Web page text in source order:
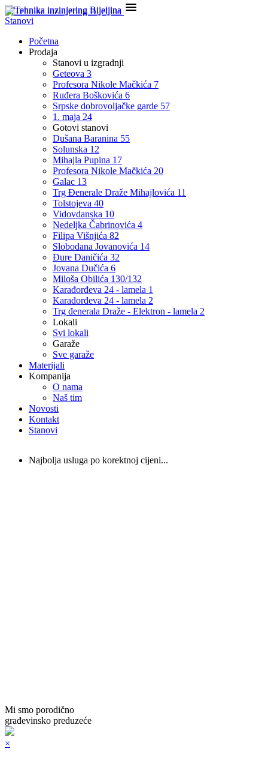
Stanovi
Početna
Prodaja
Stanovi u izgradnji
Geteova 3
Profesora Nikole Mačkića 7
Ruđera Boškovića 6
Srpske dobrovoljačke garde 57
1. maja 24
Gotovi stanovi
Dušana Baranina 55
Solunska 12
Mihajla Pupina 17
Profesora Nikole Mačkića 20
Galac 13
Trg Đenerale Draže Mihajlovića 11
Tolstojeva 40
Vidovdanska 10
Nedeljka Čabrinovića 4
Filipa Višnjića 82
Slobodana Jovanovića 14
Đure Daničića 32
Jovana Dučića 6
Miloša Obilića 130/132
Karađorđeva 24 - lamela 1
Karađorđeva 24 - lamela 2
Trg đenerala Draže - Elektron - lamela 2
Lokali
Svi lokali
Garaže
Sve garaže
Materijali
Kompanija
O nama
Naš tim
Novosti
Kontakt
Stanovi
Najbolja usluga po korektnoj cijeni...
Mi smo porodično
građevinsko preduzeće

×